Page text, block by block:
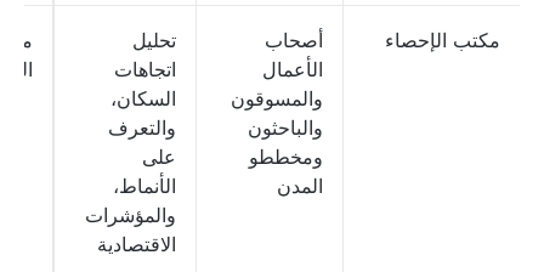
مكتب الإحصاء
أصحاب
الأعمال
والمسوقون
والباحثون
ومخططو
المدن
تحليل
اتجاهات
السكان،
والتعرف
على
الأنماط،
والمؤشرات
الاقتصادية
الأبد